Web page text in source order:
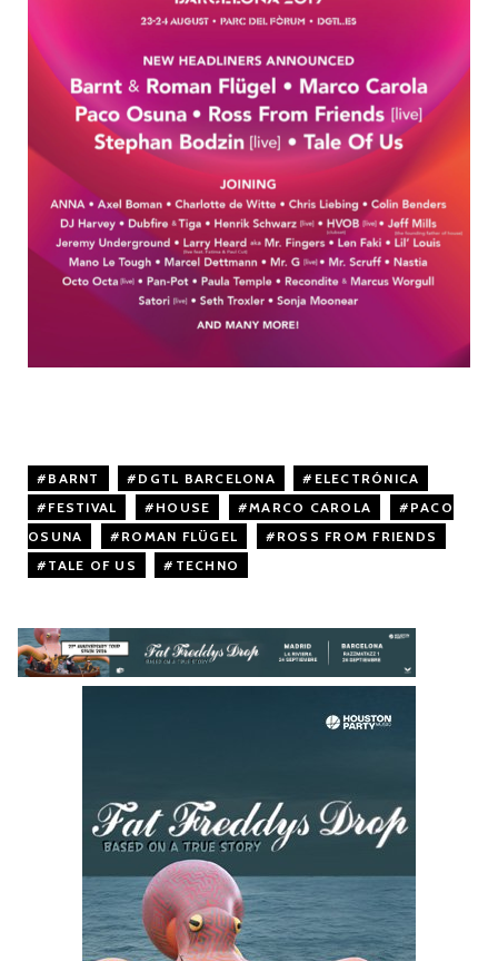
BARNT DGTL BARCELONA ELECTRÓNICA
FESTIVAL
HOUSE MARCO CAROLA
PACO
OSUNA
ROMAN FLÜGEL ROSS FROM FRIENDS
TALE OF US
TECHNO